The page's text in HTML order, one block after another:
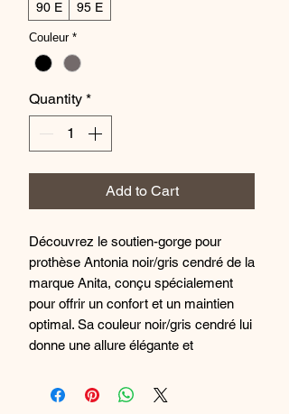
90 E
95 E
Couleur *
Quantity *
Add to Cart
Découvrez le soutien-gorge pour
prothèse Antonia noir/gris cendré de la
marque Anita, conçu spécialement
pour offrir un confort et un maintien
optimal. Sa couleur noir/gris cendré lui
donne une allure élégante et
tous les styles. Doté d'une coupe
spécifique pour accueillir la prothèse,